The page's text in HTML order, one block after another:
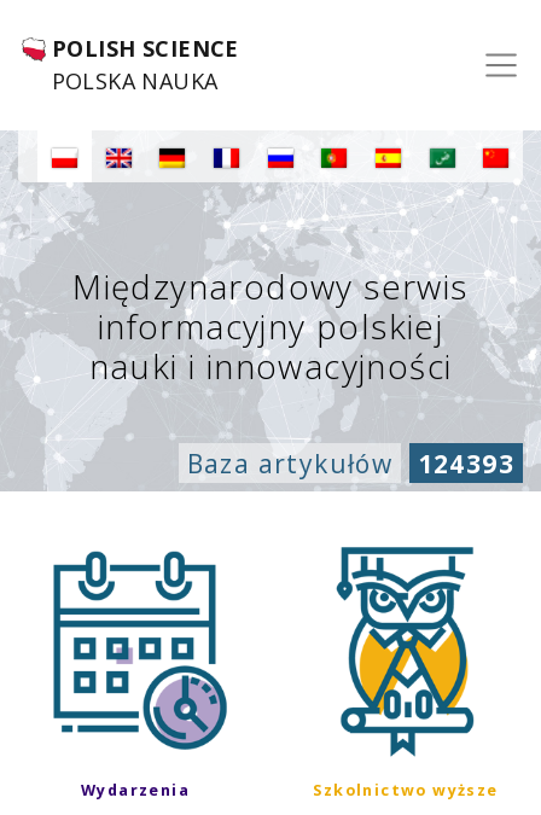
POLISH SCIENCE
POLSKA NAUKA
Międzynarodowy serwis
informacyjny polskiej
nauki i innowacyjności
Baza artykułów 124393
Wydarzenia Szkolnictwo wyższe